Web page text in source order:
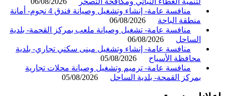
منافسة عامة- إنشاء وتشغيل وصيانة فندق 4 نجوم- أمانة
منطقة الباحة
06/08/2026
منافسة عامة- تشغيل وصيانة ملعب بمركز القحمة- بلدية
الساحل
06/08/2026
منافسة عامة- إنشاء وتشغيل مبنى سكني تجاري- بلدية
محافظة الأسياح
05/08/2026
منافسة عامة- ترميم وتشغيل وصيانة محلات تجارية
بمركز القمحة- بلدية الساحل
05/08/2026